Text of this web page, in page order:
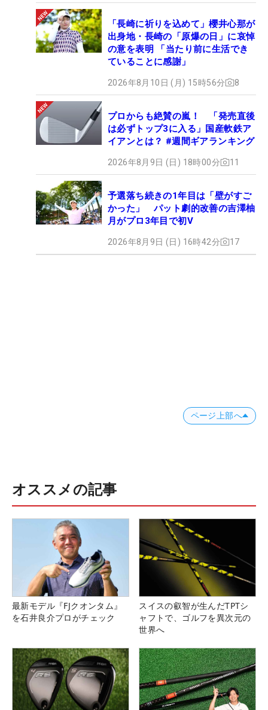
「長崎に祈りを込めて」櫻井心那が
出身地・長崎の「原爆の日」に哀悼
の意を表明 「当たり前に生活でき
ていることに感謝」
2026年8月10日 (月) 15時56分 8
プロからも絶賛の嵐！ 「発売直後
は必ずトップ3に入る」国産軟鉄ア
イアンとは？ #週間ギアランキング
2026年8月9日 (日) 18時00分 11
予選落ち続きの1年目は「壁がすご
かった」 パット劇的改善の吉澤柚
月がプロ3年目で初V
2026年8月9日 (日) 16時42分 17
ページ上部へ
オススメの記事
最新モデル『FJクオンタム』
を石井良介プロがチェック
スイスの叡智が生んだTPTシ
ャフトで、ゴルフを異次元の
世界へ